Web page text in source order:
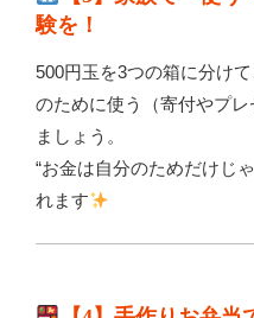
験を！
500円玉を3つの箱に分け
のために使う（寄付やプ
ましょう。
“お金は自分のためだけじ
れます